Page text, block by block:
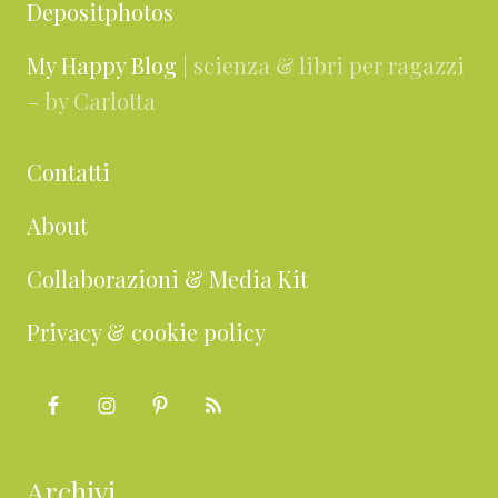
Depositphotos
My Happy Blog | scienza & libri per ragazzi
– by Carlotta
Contatti
About
Collaborazioni & Media Kit
Privacy & cookie policy